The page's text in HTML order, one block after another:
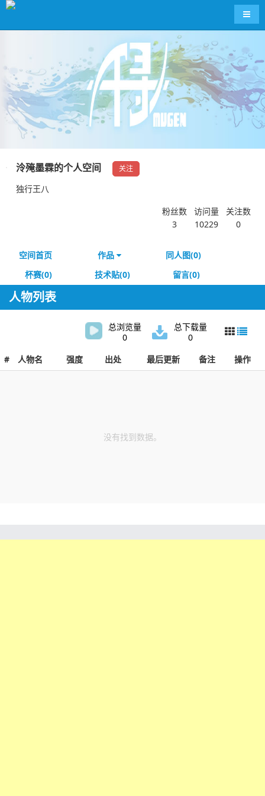
导航
泠殗墨霖的个人空间 关注
独行王八
粉丝数
3
访问量
10229
关注数
0
空间首页 作品
同人图(0)
杯赛(0)
技术贴(0) 留言(0)
人物列表
总浏览量
0
总下载量
0
#
人物名 强度 出处 最后更新 备注 操作
没有找到数据。